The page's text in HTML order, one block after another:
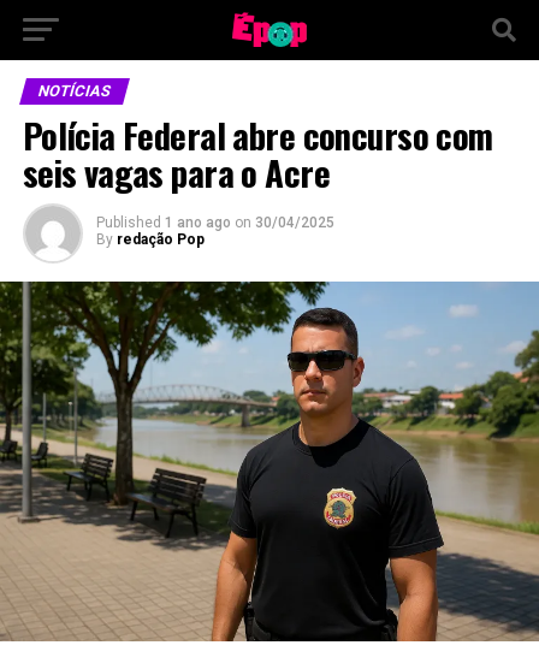
NOTÍCIAS
Polícia Federal abre concurso com
seis vagas para o Acre
Published 1 ano ago on 30/04/2025
By redação Pop